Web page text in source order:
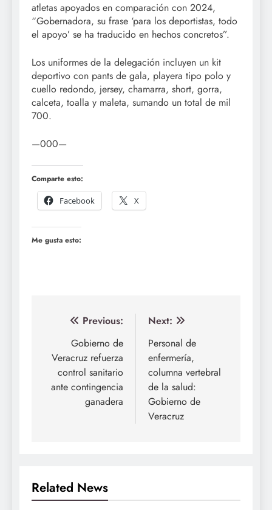
atletas apoyados en comparación con 2024,
“Gobernadora, su frase ‘para los deportistas, todo
el apoyo’ se ha traducido en hechos concretos”.
Los uniformes de la delegación incluyen un kit
deportivo con pants de gala, playera tipo polo y
cuello redondo, jersey, chamarra, short, gorra,
calceta, toalla y maleta, sumando un total de mil
700.
—000—
Comparte esto:
Facebook
X
Me gusta esto:
Navegación
entradas
Previous:
Gobierno de
Veracruz refuerza
control sanitario
ante contingencia
ganadera
Next:
Personal de
enfermería,
columna vertebral
de la salud:
Gobierno de
Veracruz
Related News